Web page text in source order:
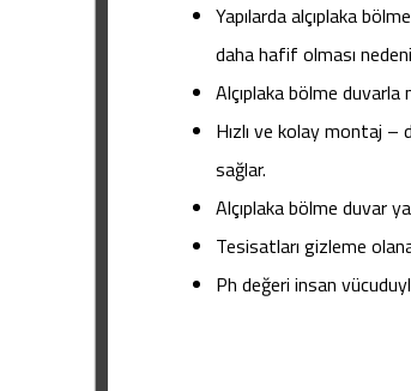
Yapılarda alçıplaka
daha hafif olması
Alçıplaka bölme duvarla
Hızlı ve kolay montaj
sağlar.
Alçıplaka bölme duvar
Tesisatları gizleme
Ph değeri insan